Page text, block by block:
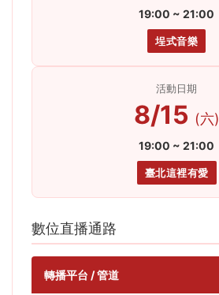
19:00 ~ 21:00
埕式音樂
活動日期
8/15 (六)
19:00 ~ 21:00
臺北這裡有愛
數位直播通路
轉播平台 / 管道